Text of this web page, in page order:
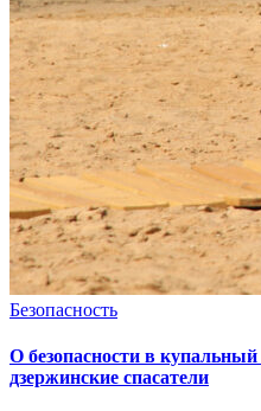
Безопасность
О безопасности в
дзержинские спасатели